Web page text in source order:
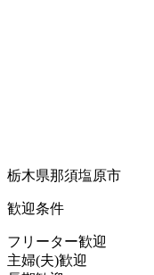
栃木県那須塩原市
歓迎条件
フリーター歓迎
主婦(夫)歓迎